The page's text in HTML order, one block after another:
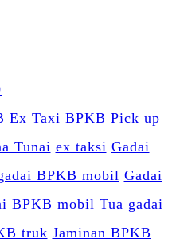
Ex Taxi BPKB Pick up
Tunai ex taksi Gadai
BPKB mobil Gadai
BPKB mobil Tua gadai
truk Jaminan BPKB